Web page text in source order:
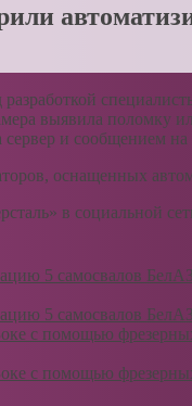
выявила поломку
и сообщением на
оснащенных
в социальной
5 самосвалов
5 самосвалов
с помощью
с помощью